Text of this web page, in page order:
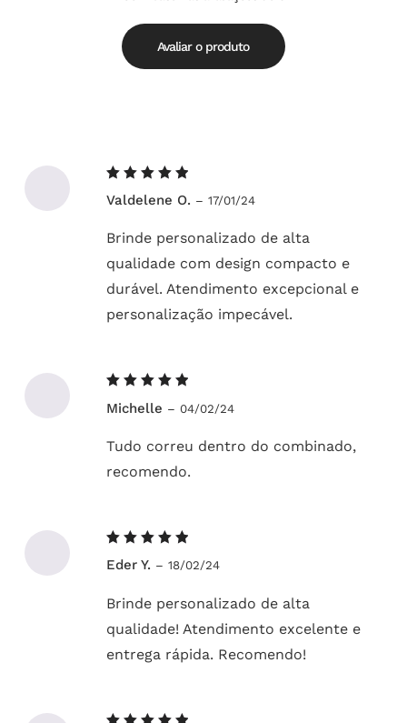
5.00de
5
Avaliar o produto
5de 5
Valdelene O. – 17/01/24
Brinde personalizado de alta
qualidade com design compacto e
durável. Atendimento excepcional e
personalização impecável.
5de 5
Michelle – 04/02/24
Tudo correu dentro do combinado,
recomendo.
5de 5
Eder Y. – 18/02/24
Brinde personalizado de alta
qualidade! Atendimento excelente e
entrega rápida. Recomendo!